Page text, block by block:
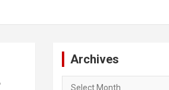
Archives